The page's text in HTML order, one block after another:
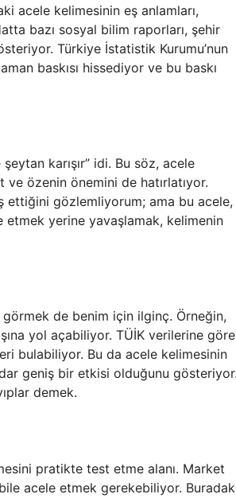
acele kelimesinin eş anlamları,
bazı sosyal bilim raporları, şehir
Türkiye İstatistik Kurumu’nun
baskısı hissediyor ve bu baskı
karışır” idi. Bu söz, acele
ve özenin önemini de hatırlatıyor.
ettiğini gözlemliyorum; ama bu acele,
etmek yerine yavaşlamak, kelimenin
görmek de benim için ilginç. Örneğin,
yol açabiliyor. TÜİK verilerine
bulabiliyor. Bu da acele kelimesinin
geniş bir etkisi olduğunu gösteriyor.
demek.
pratikte test etme alanı. Market
acele etmek gerekebiliyor.